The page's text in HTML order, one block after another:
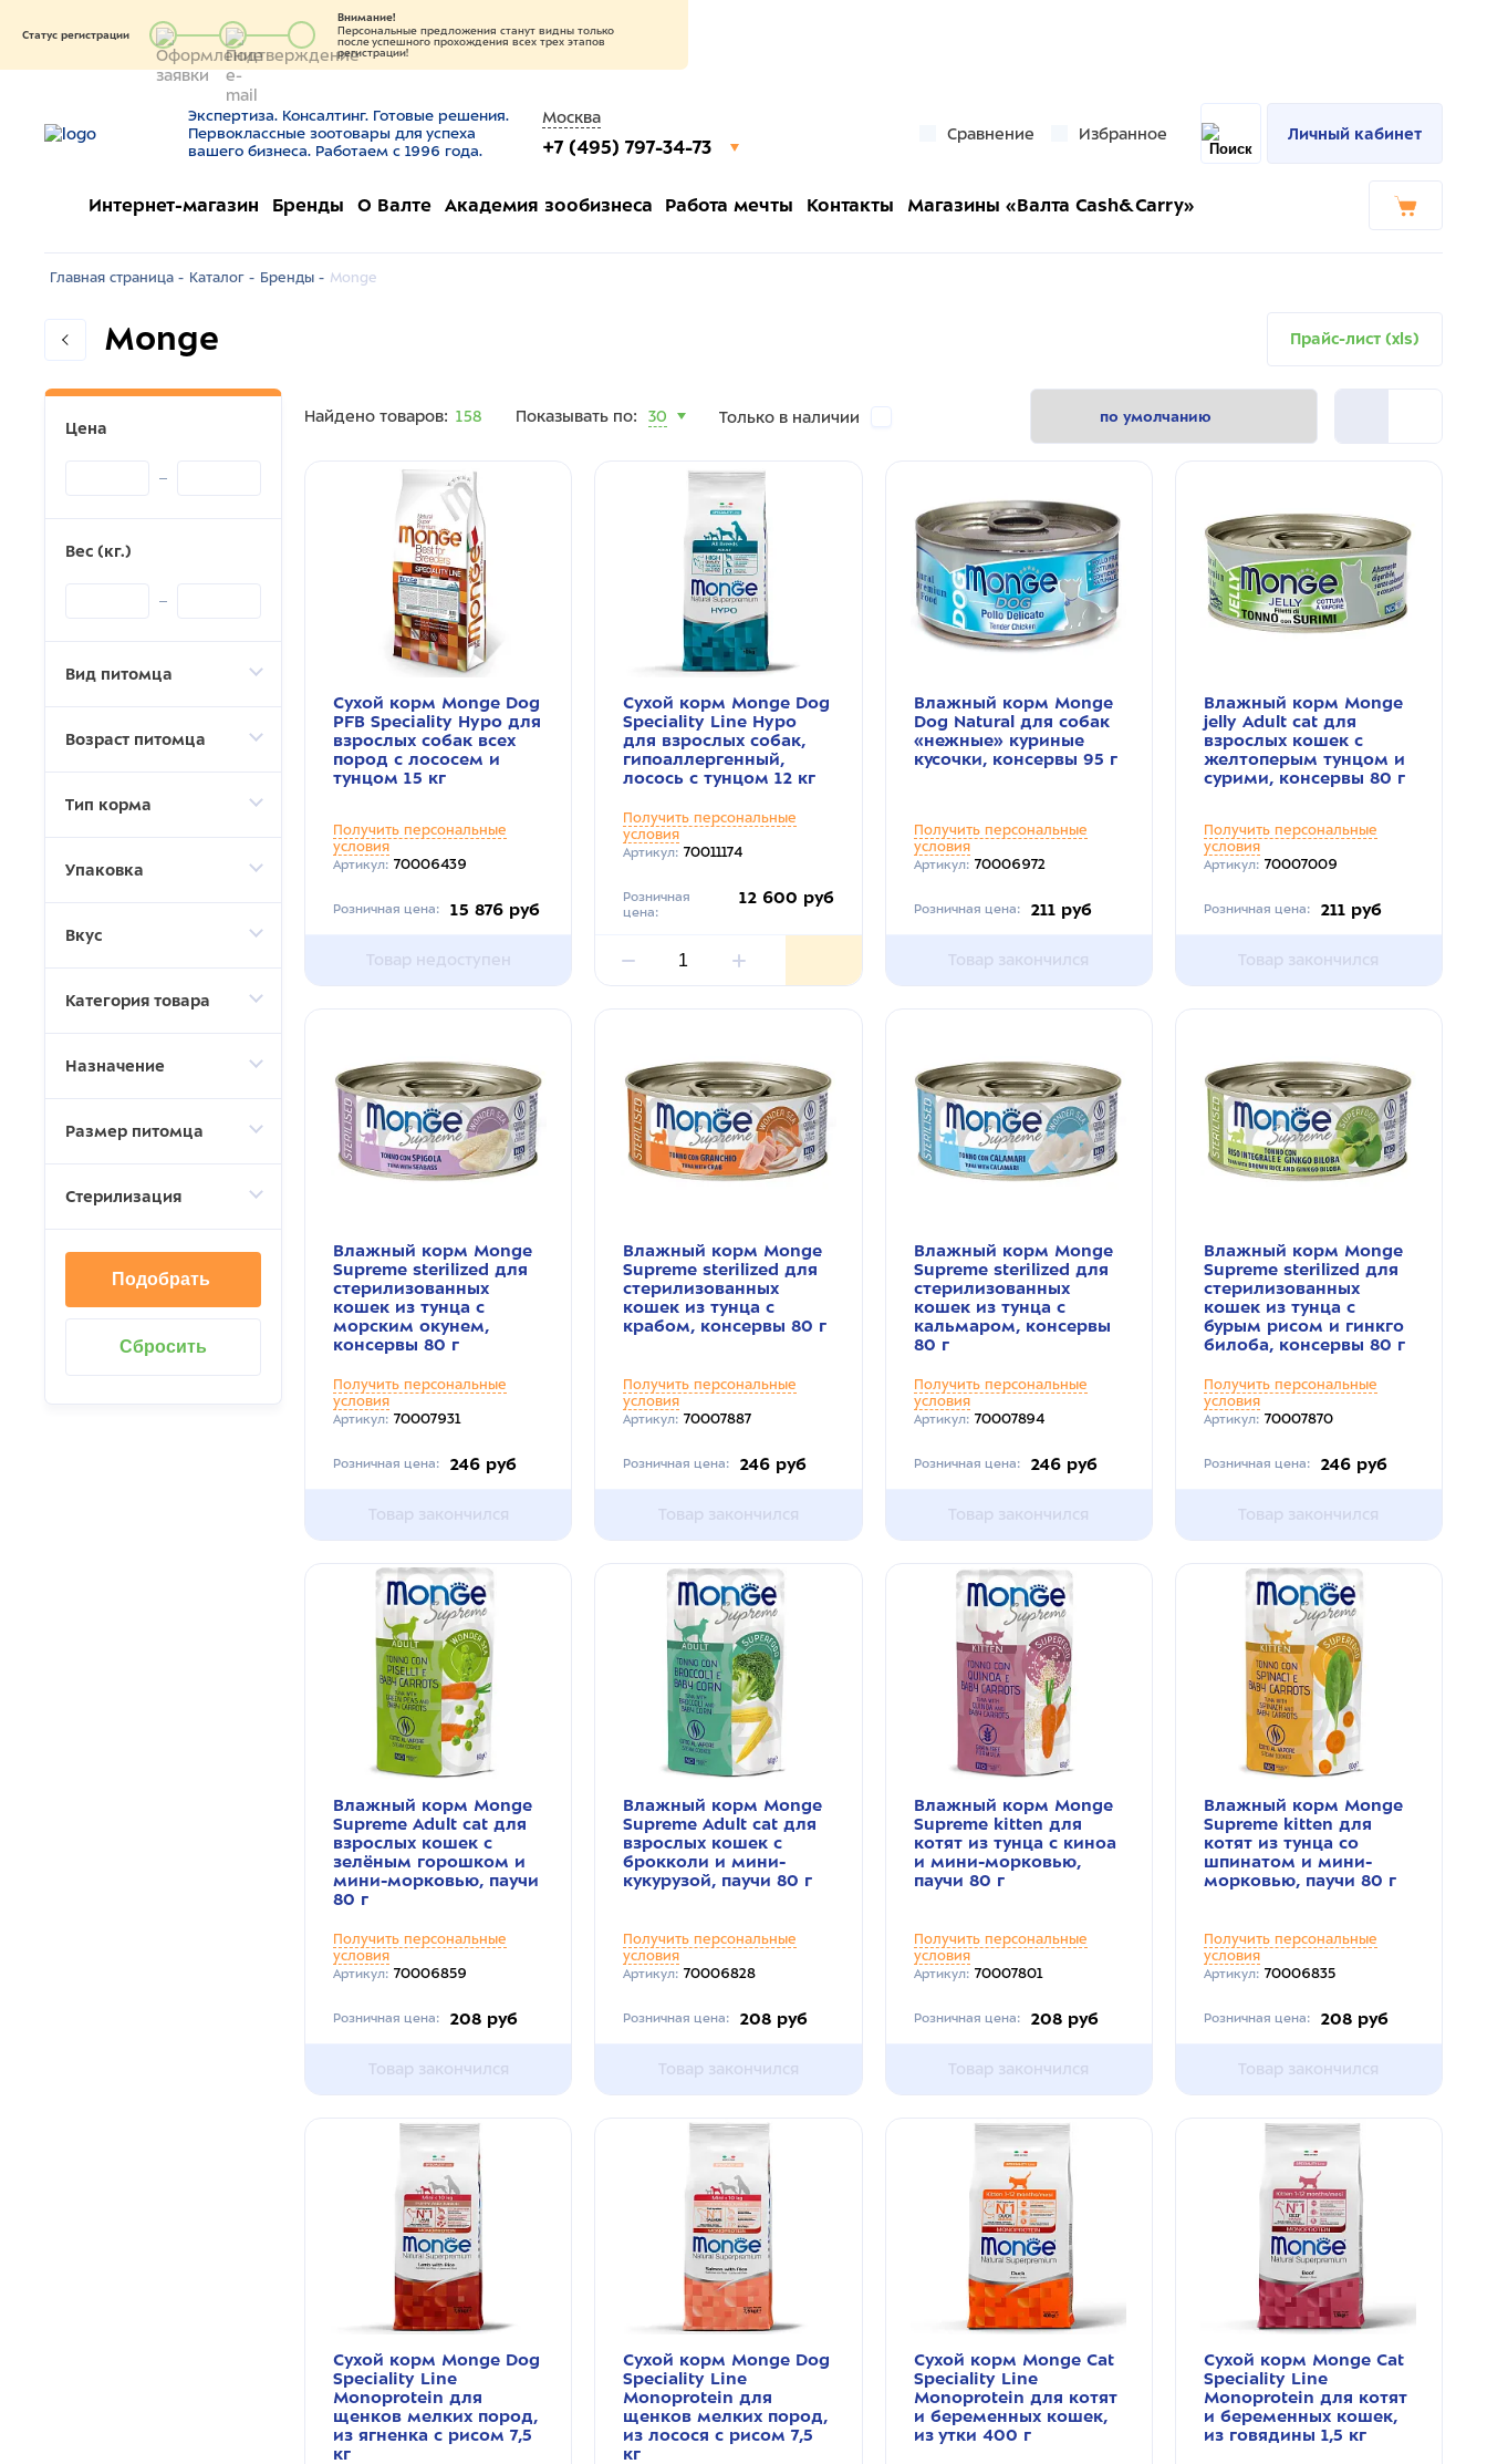
Статус регистрации
Внимание!
Персональные предложения станут видны только
после успешного прохождения всех трех этапов
регистрации!
Экспертиза. Консалтинг. Готовые решения.
Первоклассные зоотовары для успеха
вашего бизнеса. Работаем с 1996 года.
Москва
+7 (495) 797-34-73
Сравнение Избранное Личный кабинет
Интернет-магазин Бренды О Валте Академия зообизнеса Работа мечты Контакты Магазины «Валта Cash&Carry»
Главная страница - Каталог - Бренды - Monge
Monge Прайс-лист (xls)
Цена
Вес (кг.)
Вид питомца
Возраст питомца
Тип корма
Упаковка
Вкус
Категория товара
Назначение
Размер питомца
Стерилизация
Подобрать
Найдено товаров: 158 Показывать по: 30 Только в наличии
Сухой корм Monge Dog
PFB Speciality Hypo для
взрослых собак всех
пород с лососем и
тунцом 15 кг
Получить персональные
условия
Артикул: 70006439
Розничная цена: 15 876 руб
Товар недоступен
Сухой корм Monge Dog
Speciality Line Hypo
для взрослых собак,
гипоаллергенный,
лосось с тунцом 12 кг
Получить персональные
условия
Артикул: 70011174
Розничная
цена:
12 600 руб
Влажный корм Monge
Dog Natural для собак
«нежные» куриные
кусочки, консервы 95 г
Получить персональные
условия
Артикул: 70006972
Розничная цена: 211 руб
Товар закончился
Влажный корм Monge
jelly Adult cat для
взрослых кошек с
желтоперым тунцом и
сурими, консервы 80 г
Получить персональные
условия
Артикул: 70007009
Розничная цена: 211 руб
Товар закончился
Влажный корм Monge
Supreme sterilized для
стерилизованных
кошек из тунца с
морским окунем,
консервы 80 г
Получить персональные
условия
Артикул: 70007931
Розничная цена: 246 руб
Товар закончился
Влажный корм Monge
Supreme sterilized для
стерилизованных
кошек из тунца с
крабом, консервы 80 г
Получить персональные
условия
Артикул: 70007887
Розничная цена: 246 руб
Товар закончился
Влажный корм Monge
Supreme sterilized для
стерилизованных
кошек из тунца с
кальмаром, консервы
80 г
Получить персональные
условия
Артикул: 70007894
Розничная цена: 246 руб
Товар закончился
Влажный корм Monge
Supreme sterilized для
стерилизованных
кошек из тунца с
бурым рисом и гинкго
билоба, консервы 80 г
Получить персональные
условия
Артикул: 70007870
Розничная цена: 246 руб
Товар закончился
Влажный корм Monge
Supreme Adult cat для
взрослых кошек с
зелёным горошком и
мини-морковью, паучи
80 г
Получить персональные
условия
Артикул: 70006859
Розничная цена: 208 руб
Товар закончился
Влажный корм Monge
Supreme Adult cat для
взрослых кошек с
брокколи и мини-
кукурузой, паучи 80 г
Получить персональные
условия
Артикул: 70006828
Розничная цена: 208 руб
Товар закончился
Влажный корм Monge
Supreme kitten для
котят из тунца с киноа
и мини-морковью,
паучи 80 г
Получить персональные
условия
Артикул: 70007801
Розничная цена: 208 руб
Товар закончился
Влажный корм Monge
Supreme kitten для
котят из тунца со
шпинатом и мини-
морковью, паучи 80 г
Получить персональные
условия
Артикул: 70006835
Розничная цена: 208 руб
Товар закончился
Сухой корм Monge Dog
Speciality Line
Monoprotein для
щенков мелких пород,
из ягненка с рисом 7,5
кг
Сухой корм Monge Dog
Speciality Line
Monoprotein для
щенков мелких пород,
из лосося с рисом 7,5
кг
Сухой корм Monge Cat
Speciality Line
Monoprotein для котят
и беременных кошек,
из утки 400 г
Сухой корм Monge Cat
Speciality Line
Monoprotein для котят
и беременных кошек,
из говядины 1,5 кг